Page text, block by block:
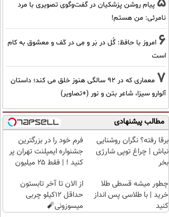
پیام روشن پزشکیان در گفت‌و‌گوی تصویری با مرد
نامرئی: من هستم!
6 امروز با حافظ: گُل در بَر و مِی در کَف و معشوق به کام
است
7
معماری که در 92 سالگی هنوز خلق می کند؛ داستان
آلوارو سیزا، شاعر بتن و نور (+تصاویر)
مطالب پیشنهادی
برقا رفته؟ نگران روشنایی
نباش | چراغ توپی شارژی
بخر
فرم خود را در بزرگترین
جشنواره ایمپلنت تهران پر
کنید ! | فقط ۲۵ میلیون
چطور میشه قسطی طلا
خرید | با طلاسی پس انداز
کنید
از الان تا آخر تابستون
حداقل 12کیلو چربی
میسوزونی🧨